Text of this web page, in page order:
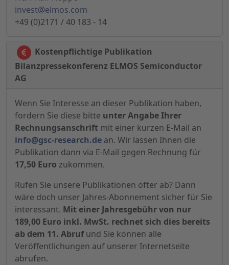
invest@elmos.com
+49 (0)2171 / 40 183 - 14
Kostenpflichtige Publikation
Bilanzpressekonferenz ELMOS Semiconductor
AG
Wenn Sie Interesse an dieser Publikation haben,
fordern Sie diese bitte unter Angabe Ihrer
Rechnungsanschrift mit einer kurzen E-Mail an
info@gsc-research.de an. Wir lassen Ihnen die
Publikation dann via E-Mail gegen Rechnung für
17,50 Euro zukommen.
Rufen Sie unsere Publikationen öfter ab? Dann
wäre doch unser Jahres-Abonnement sicher für Sie
interessant. Mit einer Jahresgebühr von nur
189,00 Euro inkl. MwSt. rechnet sich dies bereits
ab dem 11. Abrufund Sie können alle
Veröffentlichungen auf unserer Internetseite
abrufen.